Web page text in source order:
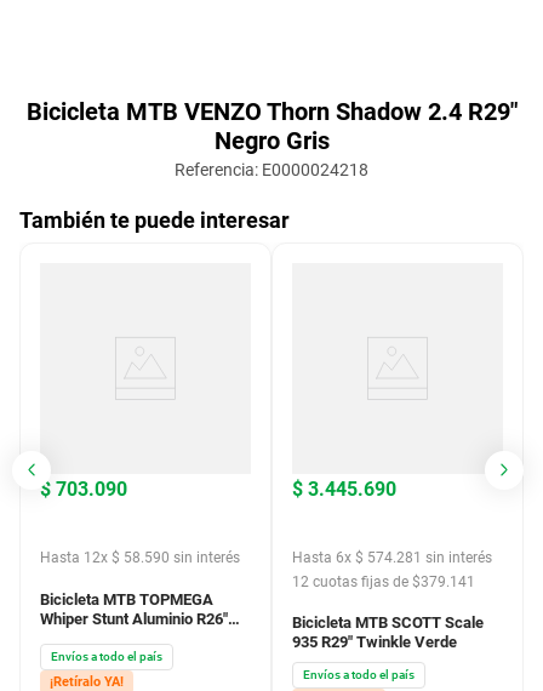
Bicicleta MTB VENZO Thorn Shadow 2.4 R29"
Negro Gris
Referencia: E0000024218
También te puede interesar
$ 703.090
Hasta 12x $ 58.590 sin interés
Bicicleta MTB TOPMEGA
Whiper Stunt Aluminio R26"
Envíos a todo el país
¡Retíralo YA!
$ 3.445.690
Hasta 6x $ 574.281 sin interés
12 cuotas fijas de $379.141
Bicicleta MTB SCOTT Scale
935 R29" Twinkle Verde
Envíos a todo el país